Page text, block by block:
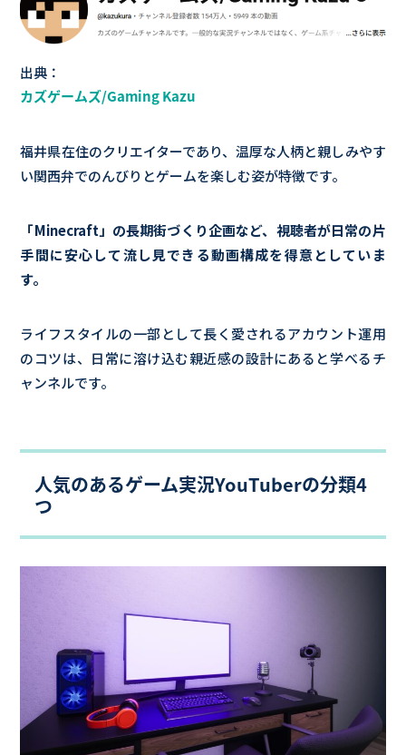
出典：
カズゲームズ/Gaming Kazu
福井県在住のクリエイターであり、温厚な人柄と親しみやす
い関西弁でのんびりとゲームを楽しむ姿が特徴です。
「Minecraft」の長期街づくり企画など、視聴者が日常の片
手間に安心して流し見できる動画構成を得意としていま
す。
ライフスタイルの一部として長く愛されるアカウント運用
のコツは、日常に溶け込む親近感の設計にあると学べるチ
ャンネルです。
人気のあるゲーム実況YouTuberの分類4
つ